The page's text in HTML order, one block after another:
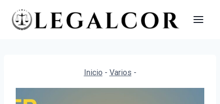
Saltar
Inicio - Varios -